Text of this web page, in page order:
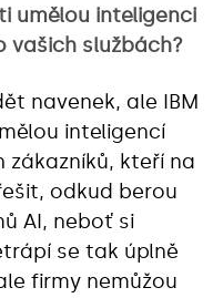
umělou inteligenci
vašich službách?
navenek, ale IBM
inteligencí
zákazníků, kteří na
odkud berou
AI, neboť si
se tak úplně
firmy nemůžou